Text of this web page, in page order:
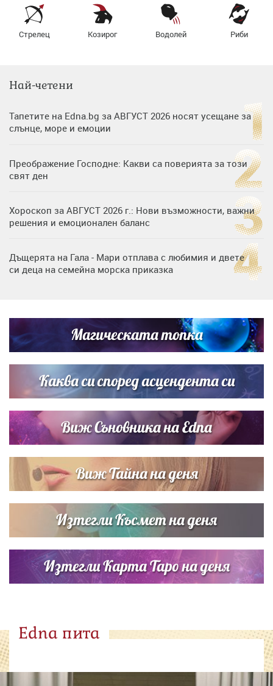
Стрелец Козирог Водолей Риби
Най-четени
Тапетите на Edna.bg за АВГУСТ 2026 носят усещане за
слънце, море и емоции
Преображение Господне: Какви са поверията за този
свят ден
Хороскоп за АВГУСТ 2026 г.: Нови възможности, важни
решения и емоционален баланс
Дъщерята на Гала - Мари отплава с любимия и двете
си деца на семейна морска приказка
Димов издадоха своето любимо място
Дъщерята на Тодор Батков вдигна сватба, Стоичков и
Братя Аргирови я изненадаха с песен
Магическата топка
Каква си според асцендента си
Виж Съновника на Edna
Виж Тайна на деня
Изтегли Късмет на деня
Изтегли Карта Таро на деня
Edna пита